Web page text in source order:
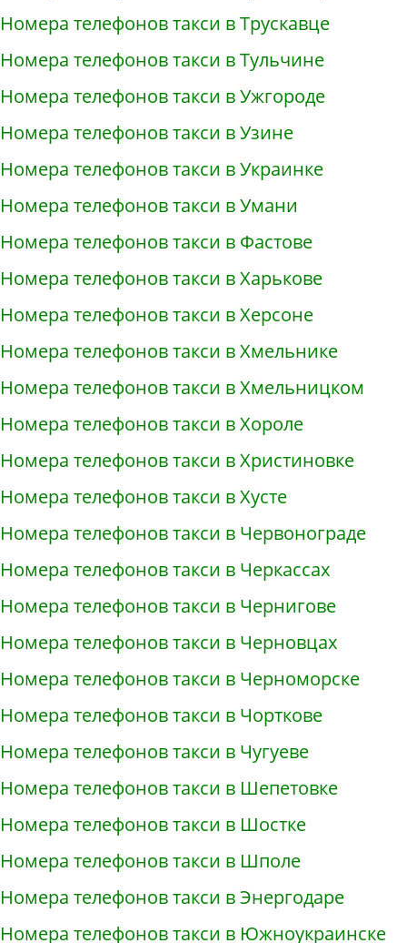
Номера телефонов такси в Трускавце
Номера телефонов такси в Тульчине
Номера телефонов такси в Ужгороде
Номера телефонов такси в Узине
Номера телефонов такси в Украинке
Номера телефонов такси в Умани
Номера телефонов такси в Фастове
Номера телефонов такси в Харькове
Номера телефонов такси в Херсоне
Номера телефонов такси в Хмельнике
Номера телефонов такси в Хмельницком
Номера телефонов такси в Хороле
Номера телефонов такси в Христиновке
Номера телефонов такси в Хусте
Номера телефонов такси в Червонограде
Номера телефонов такси в Черкассах
Номера телефонов такси в Чернигове
Номера телефонов такси в Черновцах
Номера телефонов такси в Черноморске
Номера телефонов такси в Чорткове
Номера телефонов такси в Чугуеве
Номера телефонов такси в Шепетовке
Номера телефонов такси в Шостке
Номера телефонов такси в Шполе
Номера телефонов такси в Энергодаре
Номера телефонов такси в Южноукраинске